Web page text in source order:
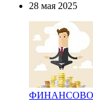
28 мая 2025